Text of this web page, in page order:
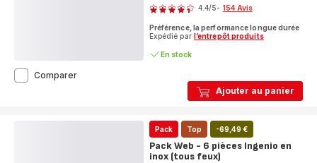
Ajouter au panier
4.4/5- 154 Avis
Préférence, la performance longue durée
Expédié par l’entrepôt produits
En stock
ComparerIngenio
poêles
Pack Top -69,49 €
Pack Web - 6 pièces Ingenio en
inox (tous feux)
Note